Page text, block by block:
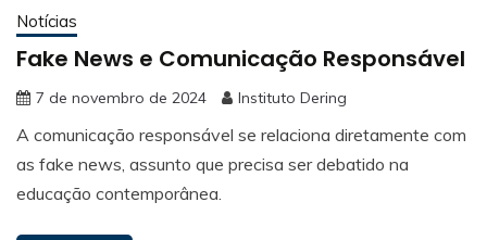
Notícias
Fake News e Comunicação Responsável
7 de novembro de 2024 Instituto Dering
A comunicação responsável se relaciona diretamente com
as fake news, assunto que precisa ser debatido na
educação contemporânea.